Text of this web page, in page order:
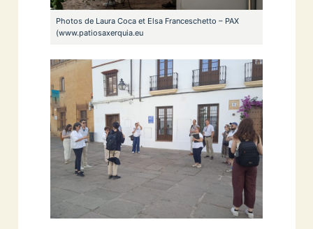
Photos de Laura Coca et Elsa Franceschetto – PAX
(www.patiosaxerquia.eu